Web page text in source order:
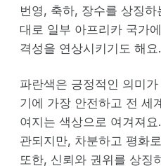
번영, 축하, 장수를 상징
대로 일부 아프리카 국가
격성을 연상시키기도 해요.
파란색은 긍정적인 의미
기에 가장 안전하고 전 세
여지는 색상으로 여겨져
관되지만, 차분하고 평화
또한, 신뢰와 권위를 상징